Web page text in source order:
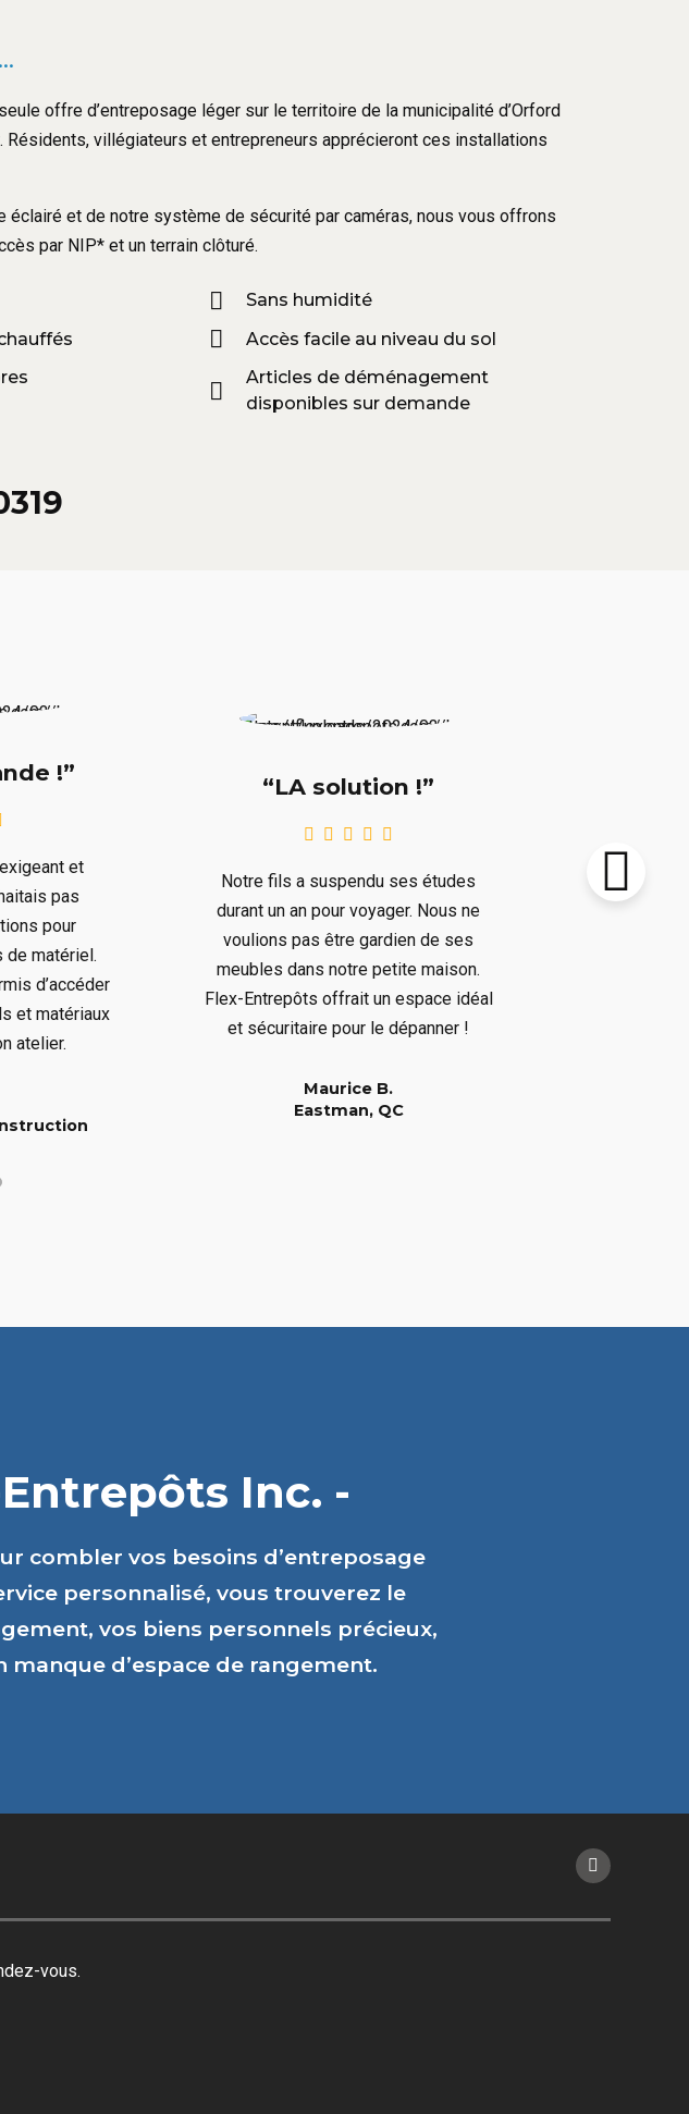
offre d’entreposage léger sur le territoire de la municipalité d’Orford
Résidents, villégiateurs et entrepreneurs apprécieront ces installations
éclairé et de notre système de sécurité par caméras, nous vous offrons
par NIP* et un terrain clôturé.
Sans humidité
Accès facile au niveau du sol
Articles de déménagement
disponibles sur demande
!”
et
pas
pour
de matériel.
d’accéder
et matériaux
atelier.
“LA solution !”
Notre fils a suspendu ses études
durant un an pour voyager. Nous ne
voulions pas être gardien de ses
meubles dans notre petite maison.
Flex-Entrepôts offrait un espace idéal
et sécuritaire pour le dépanner !
Maurice B.
Eastman, QC
le prochain
Inc. -
combler vos besoins d’entreposage
personnalisé, vous trouverez le
vos biens personnels précieux,
d’espace de rangement.
vous.